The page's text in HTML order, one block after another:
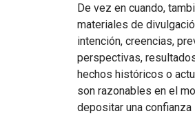
De vez en cuando,
materiales de
intención, creencias,
perspectivas,
hechos históricos o
son razonables en el
depositar una